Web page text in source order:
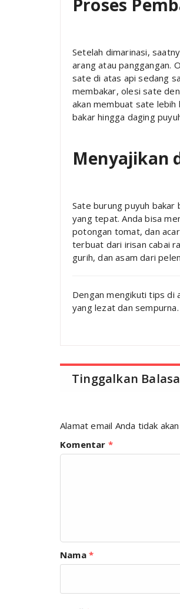
Proses
Setelah dimarinasi,
arang atau panggangan.
sate di atas api sedang
membakar, olesi sate
akan membuat sate lebih
bakar hingga daging
Menyajikan
Sate burung puyuh bakar
yang tepat. Anda bisa
potongan tomat, dan
terbuat dari irisan cabai
gurih, dan asam dari
Dengan mengikuti tips di
yang lezat dan
Tinggalkan
Alamat email Anda tidak
Komentar *
Nama *